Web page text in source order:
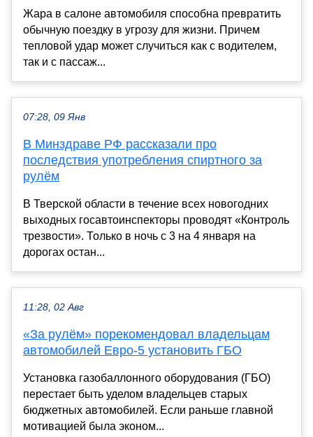
Жара в салоне автомобиля способна превратить
обычную поездку в угрозу для жизни. Причем
тепловой удар может случиться как с водителем,
так и с пассаж...
07:28, 09 Янв
В Минздраве РФ рассказали про
последствия употребления спиртного за
рулём
В Тверской области в течение всех новогодних
выходных госавтоинспекторы проводят «Контроль
трезвости». Только в ночь с 3 на 4 января на
дорогах остан...
11:28, 02 Авг
«За рулём» порекомендовал владельцам
автомобилей Евро-5 установить ГБО
Установка газобаллонного оборудования (ГБО)
перестает быть уделом владельцев старых
бюджетных автомобилей. Если раньше главной
мотивацией была эконом...